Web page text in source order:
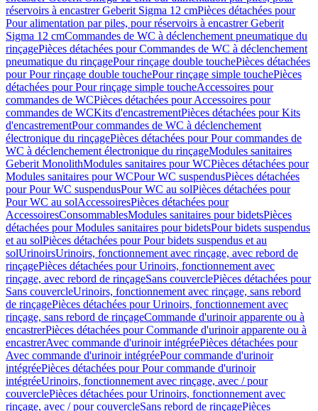
réservoirs à encastrer Geberit Sigma 12 cmPièces détachées pour
Pour alimentation par piles, pour réservoirs à encastrer Geberit
Sigma 12 cmCommandes de WC à déclenchement pneumatique du
rinçagePièces détachées pour Commandes de WC à déclenchement
pneumatique du rinçagePour rinçage double touchePièces détachées
pour Pour rinçage double touchePour rinçage simple touchePièces
détachées pour Pour rinçage simple toucheAccessoires pour
commandes de WCPièces détachées pour Accessoires pour
commandes de WCKits d'encastrementPièces détachées pour Kits
d'encastrementPour commandes de WC à déclenchement
électronique du rinçagePièces détachées pour Pour commandes de
WC à déclenchement électronique du rinçageModules sanitaires
Geberit MonolithModules sanitaires pour WCPièces détachées pour
Modules sanitaires pour WCPour WC suspendusPièces détachées
pour Pour WC suspendusPour WC au solPièces détachées pour
Pour WC au solAccessoiresPièces détachées pour
AccessoiresConsommablesModules sanitaires pour bidetsPièces
détachées pour Modules sanitaires pour bidetsPour bidets suspendus
et au solPièces détachées pour Pour bidets suspendus et au
solUrinoirsUrinoirs, fonctionnement avec rinçage, avec rebord de
rinçagePièces détachées pour Urinoirs, fonctionnement avec
rinçage, avec rebord de rinçageSans couverclePièces détachées pour
Sans couvercleUrinoirs, fonctionnement avec rinçage, sans rebord
de rinçagePièces détachées pour Urinoirs, fonctionnement avec
rinçage, sans rebord de rinçageCommande d'urinoir apparente ou à
encastrerPièces détachées pour Commande d'urinoir apparente ou à
encastrerAvec commande d'urinoir intégréePièces détachées pour
Avec commande d'urinoir intégréePour commande d'urinoir
intégréePièces détachées pour Pour commande d'urinoir
intégréeUrinoirs, fonctionnement avec rinçage, avec / pour
couverclePièces détachées pour Urinoirs, fonctionnement avec
rinçage, avec / pour couvercleSans rebord de rinçagePièces